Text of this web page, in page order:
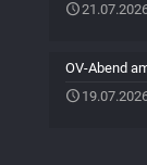
OV-Abend